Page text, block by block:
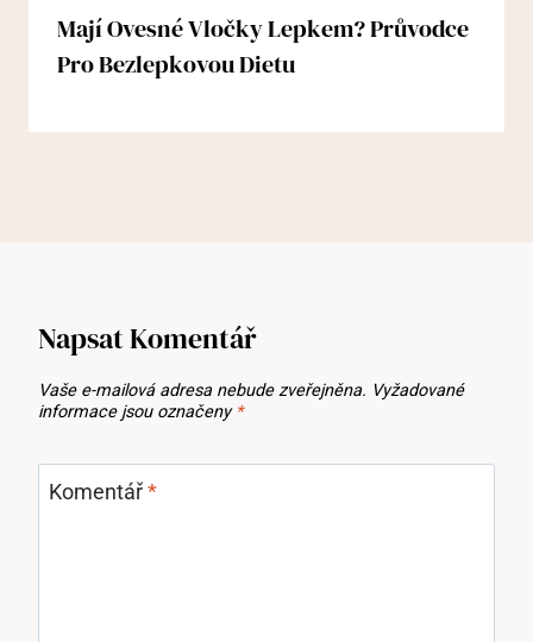
Mají Ovesné Vločky Lepkem? Průvodce
Pro Bezlepkovou Dietu
Napsat Komentář
Vaše e-mailová adresa nebude zveřejněna. Vyžadované
informace jsou označeny *
Komentář*